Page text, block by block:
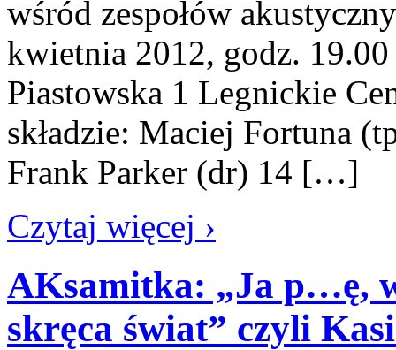
wśród zespołów
kwietnia 2012, godz.
Piastowska 1 Legnickie
składzie: Maciej Fortuna
Frank Parker (dr) 14 […]
Czytaj więcej ›
AKsamitka: „Ja p…ę,
skręca świat” czyli